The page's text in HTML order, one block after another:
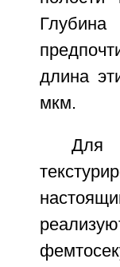
длина
мкм.
Для